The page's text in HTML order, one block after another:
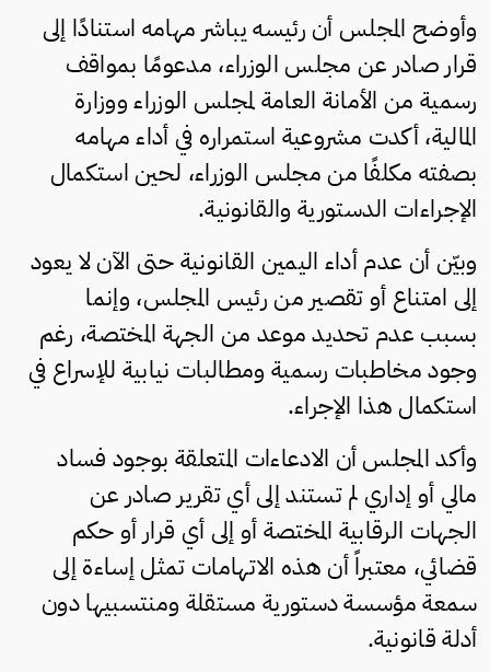
وأوضح المجلس أن رئيسه يباشر مهامه استنادًا إلى
قرار صادر عن مجلس الوزراء، مدعومًا بمواقف
رسمية من الأمانة العامة لمجلس الوزراء ووزارة
المالية، أكدت مشروعية استمراره في أداء مهامه
بصفته مكلفًا من مجلس الوزراء، لحين استكمال
الإجراءات الدستورية والقانونية.
وبيّن أن عدم أداء اليمين القانونية حتى الآن لا يعود
إلى امتناع أو تقصير من رئيس المجلس، وإنما
بسبب عدم تحديد موعد من الجهة المختصة، رغم
وجود مخاطبات رسمية ومطالبات نيابية للإسراع في
استكمال هذا الإجراء.
وأكد المجلس أن الادعاءات المتعلقة بوجود فساد
مالي أو إداري لم تستند إلى أي تقرير صادر عن
الجهات الرقابية المختصة أو إلى أي قرار أو حكم
قضائي، معتبراً أن هذه الاتهامات تمثل إساءة إلى
سمعة مؤسسة دستورية مستقلة ومنتسبيها دون
أدلة قانونية.